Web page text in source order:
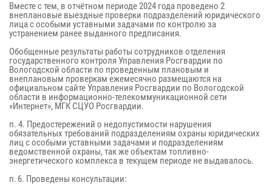
Вместе с тем, в отчётном периоде 2024 года проведено 2
внеплановые выездные проверки подразделений юридического
лица с особыми уставными задачами по контролю за
устранением ранее выданного предписания.
Обобщенные результаты работы сотрудников отделения
государственного контроля Управления Росгвардии по
Вологодской области по проведенным плановым и
внеплановым проверкам ежемесячно размещаются на
официальном сайте Управления Росгвардии по Вологодской
области в информационно-телекоммуникационной сети
«Интернет», МГК СЦУО Росгвардии.
п. 4. Предостережений о недопустимости нарушения
обязательных требований подразделениям охраны юридических
лиц с особыми уставными задачами и подразделениям
ведомственной охраны, так же объектам топливно-
энергетического комплекса в текущем периоде не выдавалось.
п. 6. Проведены консультации: